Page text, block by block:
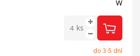
W
ks
do 3-5 dní